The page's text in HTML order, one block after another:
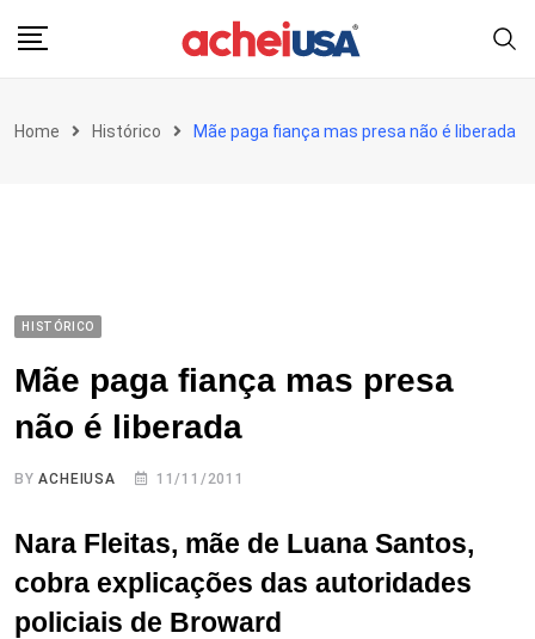
Home Histórico Mãe paga fiança mas presa não é liberada
HISTÓRICO
Mãe paga fiança mas presa
não é liberada
BYACHEIUSA 11/11/2011
Nara Fleitas, mãe de Luana Santos,
cobra explicações das autoridades
policiais de Broward